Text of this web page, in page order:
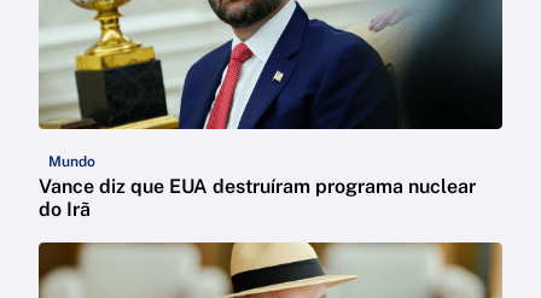
Mundo
Vance diz que EUA destruíram programa nuclear
do Irã